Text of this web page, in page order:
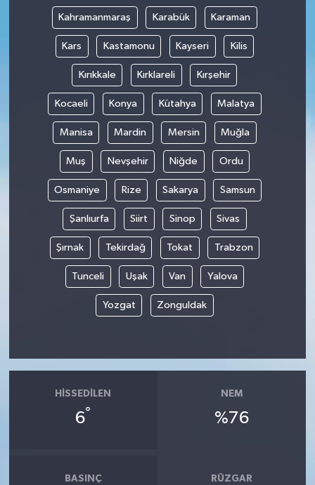
Kahramanmaraş Karabük Karaman
Kars Kastamonu Kayseri Kilis
Kırıkkale Kırklareli Kırşehir
Kocaeli Konya Kütahya Malatya
Manisa Mardin Mersin Muğla
Muş Nevşehir Niğde Ordu
Osmaniye Rize Sakarya Samsun
Şanlıurfa Siirt Sinop Sivas
Şırnak Tekirdağ Tokat Trabzon
Tunceli Uşak Van Yalova
Yozgat Zonguldak
HISSEDILEN
6°
NEM
%76
BASINÇ RÜZGAR